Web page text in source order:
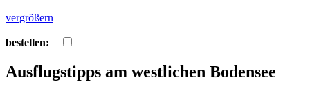
vergrößern
bestellen:
Ausflugstipps am westlichen Bodensee